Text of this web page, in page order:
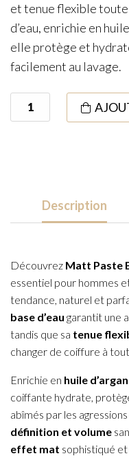
et tenue flexible toute
d’eau, enrichie en
elle protège et
facilement au lavage.
quantité
de
Description
Découvrez Matt Paste
essentiel pour hommes
tendance, naturel et
base d’eau garantit une
tandis que sa tenue
changer de coiffure à
Enrichie en huile d’argan
coiffante hydrate,
abîmés par les
définition et volume
effet mat sophistiqué